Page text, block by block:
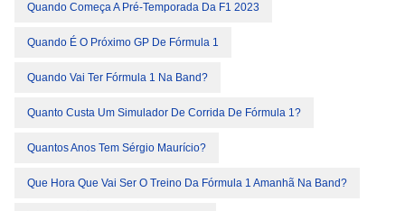
Quando Começa A Pré-Temporada Da F1 2023
Quando É O Próximo GP De Fórmula 1
Quando Vai Ter Fórmula 1 Na Band?
Quanto Custa Um Simulador De Corrida De Fórmula 1?
Quantos Anos Tem Sérgio Maurício?
Que Hora Que Vai Ser O Treino Da Fórmula 1 Amanhã Na Band?